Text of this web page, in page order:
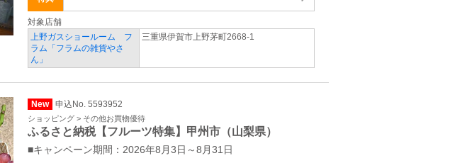
対象店舗
上野ガスショールーム フ
ラム「フラムの雑貨やさ
ん」
三重県伊賀市上野茅町2668-1
New 申込No. 5593952
ショッピング > その他お買物優待
ふるさと納税【フルーツ特集】甲州市（山梨県）
■キャンペーン期間：2026年8月3日～8月31日